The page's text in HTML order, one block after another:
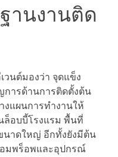
านงานติด
วนต์มองว่า จุดแข็ง
ารด้านการติดตั้งต้น
งแผนการทำงานให้
ล็อบบี้โรงแรม พื้นที่
นาดใหญ่ อีกทั้งยังมีต้น
มพร็อพและอุปกรณ์